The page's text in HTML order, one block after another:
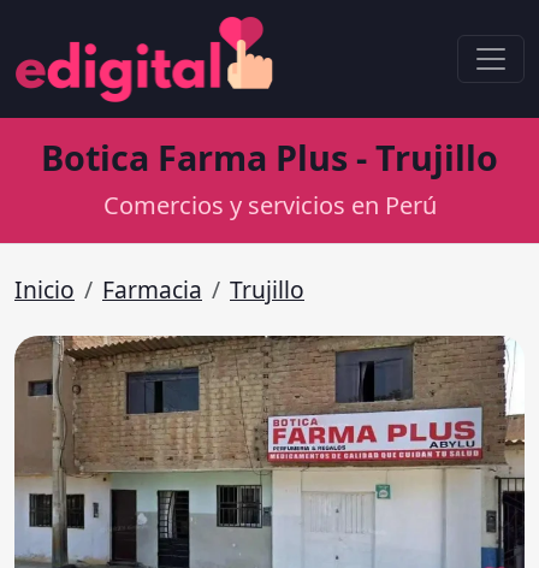
Botica Farma Plus - Trujillo
Comercios y servicios en Perú
Inicio Farmacia Trujillo